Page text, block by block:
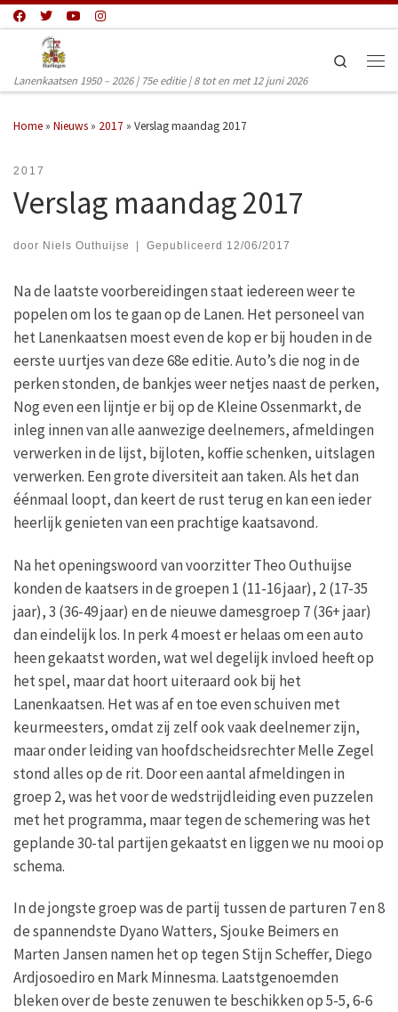
Ga naar inhoud
Lanenkaatsen 1950 – 2026 | 75e editie | 8 tot en met 12 juni 2026
Search
Home » Nieuws » 2017 » Verslag maandag 2017
2017
Verslag maandag 2017
door Niels Outhuijse Gepubliceerd 12/06/2017
Na de laatste voorbereidingen staat iedereen weer te
popelen om los te gaan op de Lanen. Het personeel van
het Lanenkaatsen moest even de kop er bij houden in de
eerste uurtjes van deze 68e editie. Auto’s die nog in de
perken stonden, de bankjes weer netjes naast de perken,
Nog even een lijntje er bij op de Kleine Ossenmarkt, de
inleg innen van alle aanwezige deelnemers, afmeldingen
verwerken in de lijst, bijloten, koffie schenken, uitslagen
verwerken. Een grote diversiteit aan taken. Als het dan
éénmaal loopt, dan keert de rust terug en kan een ieder
heerlijk genieten van een prachtige kaatsavond.
Na het openingswoord van voorzitter Theo Outhuijse
konden de kaatsers in de groepen 1 (11-16 jaar), 2 (17-35
jaar), 3 (36-49 jaar) en de nieuwe damesgroep 7 (36+ jaar)
dan eindelijk los. In perk 4 moest er helaas om een auto
heen gekaatst worden, wat wel degelijk invloed heeft op
het spel, maar dat hoort uiteraard ook bij het
Lanenkaatsen. Het was af en toe even schuiven met
keurmeesters, omdat zij zelf ook vaak deelnemer zijn,
maar onder leiding van hoofdscheidsrechter Melle Zegel
stond alles op de rit. Door een aantal afmeldingen in
groep 2, was het voor de wedstrijdleiding even puzzelen
met het programma, maar tegen de schemering was het
geplande 30-tal partijen gekaatst en liggen we nu mooi op
schema.
In de jongste groep was de partij tussen de parturen 7 en 8
de spannendste Dyano Watters, Sjouke Beimers en
Marten Jansen namen het op tegen Stijn Scheffer, Diego
Ardjosoediro en Mark Minnesma. Laatstgenoemden
bleken over de beste zenuwen te beschikken op 5-5, 6-6